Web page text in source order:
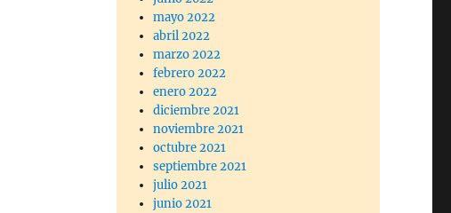
mayo 2022
abril 2022
marzo 2022
febrero 2022
enero 2022
diciembre 2021
noviembre 2021
octubre 2021
septiembre 2021
julio 2021
junio 2021